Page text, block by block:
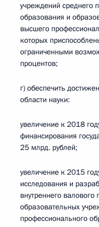
учреждений среднего
образования и
высшего
которых
ограниченными
процентов;
г) обеспечить
области науки:
увеличение к 2018
финансирования
25 млрд. рублей;
увеличение к 2015
исследования и
внутреннего валового
образовательных
профессионального